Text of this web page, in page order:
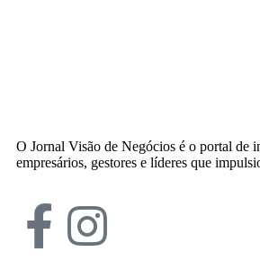
O Jornal Visão de Negócios é o portal de
empresários, gestores e líderes que